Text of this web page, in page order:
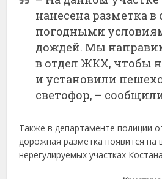
нанесена разметка в
погодными
дождей. Мы
в отдел ЖКХ, чтобы
и установили
светофор, –
Также в департаменте полиции
дорожная разметка появится на
нерегулируемых участках